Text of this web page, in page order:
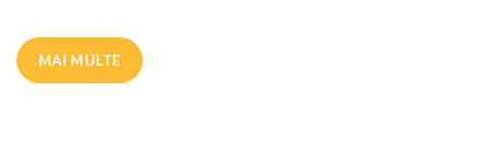
MAI MULTE